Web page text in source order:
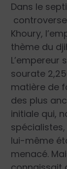
Dans le
Khoury,
thème du
sourate
matière de
des plus
initiale qui,
lui-même
menacé.